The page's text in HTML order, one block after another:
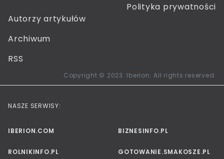
Polityka prywatności
Autorzy artykułów
Archiwum
RSS
Copyright © 2023. Iberion. All rights reserved.
NASZE SERWISY:
IBERION.COM BIZNESINFO.PL
ROLNIKINFO.PL GOTOWANIE.SMAKOSZE.PL